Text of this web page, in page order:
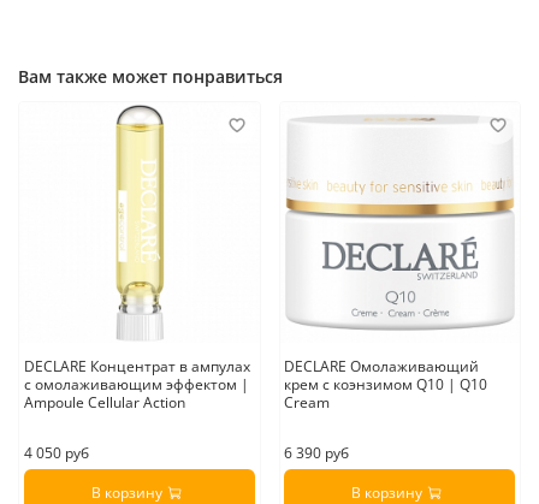
Вам также может понравиться
DECLARE Концентрат в ампулах
с омолаживающим эффектом |
Ampoule Cellular Action
4 050 руб
В корзину
DECLARE Омолаживающий
крем с коэнзимом Q10 | Q10
Cream
6 390 руб
В корзину